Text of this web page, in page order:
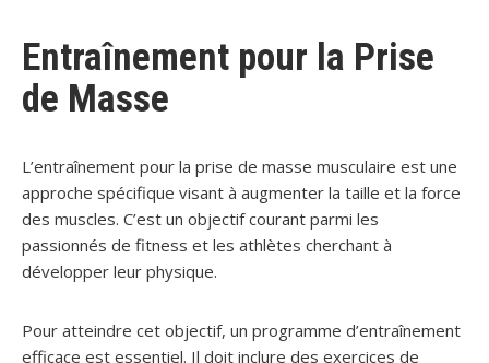
Entraînement pour la Prise
de Masse
L’entraînement pour la prise de masse musculaire est une
approche spécifique visant à augmenter la taille et la force
des muscles. C’est un objectif courant parmi les
passionnés de fitness et les athlètes cherchant à
développer leur physique.
Pour atteindre cet objectif, un programme d’entraînement
efficace est essentiel. Il doit inclure des exercices de